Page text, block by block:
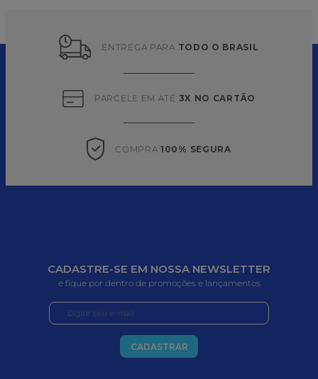
ENTREGA PARA TODO O BRASIL
PARCELE EM ATÉ 3X NO CARTÃO
COMPRA 100% SEGURA
CADASTRE-SE EM NOSSA NEWSLETTER
e fique por dentro de promoções e lançamentos
CADASTRAR